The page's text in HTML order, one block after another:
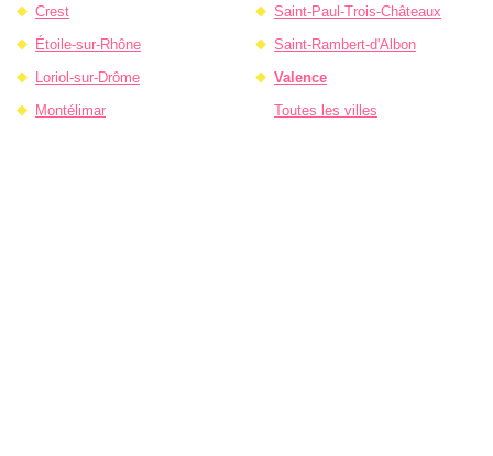
Crest
Étoile-sur-Rhône
Loriol-sur-Drôme
Montélimar
Saint-Paul-Trois-Châteaux
Saint-Rambert-d'Albon
Valence
Toutes les villes